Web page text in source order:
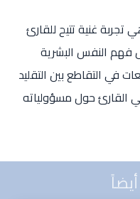
غنية تتيح للقارئ
فهم النفس البشرية
في التقاطع بين التقليد
القارئ حول مسؤولياته